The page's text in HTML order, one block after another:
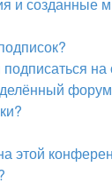
подписаться
этой